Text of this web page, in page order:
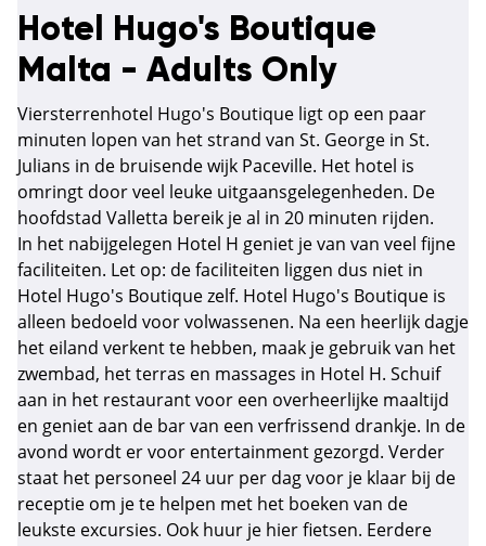
Hotel Hugo's Boutique
Malta - Adults Only
Viersterrenhotel Hugo's Boutique ligt op een paar
minuten lopen van het strand van St. George in St.
Julians in de bruisende wijk Paceville. Het hotel is
omringt door veel leuke uitgaansgelegenheden. De
hoofdstad Valletta bereik je al in 20 minuten rijden.
In het nabijgelegen Hotel H geniet je van van veel fijne
faciliteiten. Let op: de faciliteiten liggen dus niet in
Hotel Hugo's Boutique zelf. Hotel Hugo's Boutique is
alleen bedoeld voor volwassenen. Na een heerlijk dagje
het eiland verkent te hebben, maak je gebruik van het
zwembad, het terras en massages in Hotel H. Schuif
aan in het restaurant voor een overheerlijke maaltijd
en geniet aan de bar van een verfrissend drankje. In de
avond wordt er voor entertainment gezorgd. Verder
staat het personeel 24 uur per dag voor je klaar bij de
receptie om je te helpen met het boeken van de
leukste excursies. Ook huur je hier fietsen. Eerdere